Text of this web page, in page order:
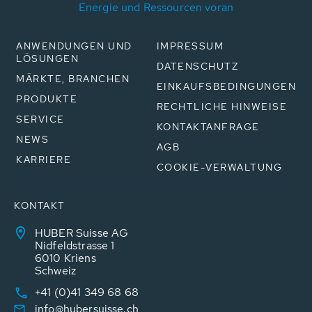
Energie und Ressourcen voran
ANWENDUNGEN UND
LÖSUNGEN
MÄRKTE, BRANCHEN
PRODUKTE
SERVICE
NEWS
KARRIERE
IMPRESSUM
DATENSCHUTZ
EINKAUFSBEDINGUNGEN
RECHTLICHE HINWEISE
KONTAKTANFRAGE
AGB
COOKIE-VERWALTUNG
KONTAKT
HUBER Suisse AG
Nidfeldstrasse 1
6010 Kriens
Schweiz
+41 (0)41 349 68 68
info@hubersuisse.ch